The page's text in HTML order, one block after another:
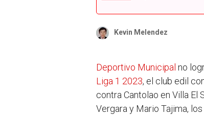
Kevin Melendez
Deportivo Municipal no
Liga 1 2023, el club edil
contra Cantolao en Villa El
Vergara y Mario Tajima,